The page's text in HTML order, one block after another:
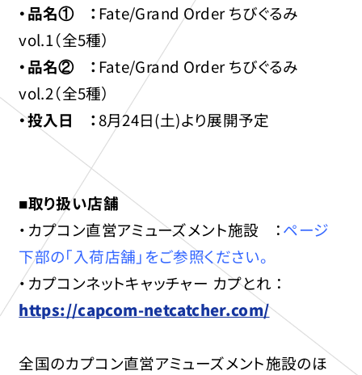
・品名① ： Fate/Grand Order ちびぐるみ
vol.1（全5種）
・品名② ： Fate/Grand Order ちびぐるみ
vol.2（全5種）
・投入日 ：8月24日(土)より展開予定
■取り扱い店舗
・カプコン直営アミューズメント施設 ：ページ
下部の「入荷店舗」をご参照ください。
・カプコンネットキャッチャー カプとれ ：
https://capcom-netcatcher.com/
全国のカプコン直営アミューズメント施設のほ